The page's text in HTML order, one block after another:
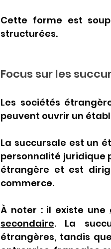
Cette forme est
structurées.
Focus sur les
Les sociétés
peuvent ouvrir un
La succursale est un
personnalité juridique
étrangère et est
commerce.
À noter : il existe une
secondaire. La
étrangères, tandis